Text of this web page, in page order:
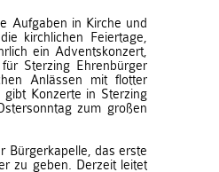
Aufgaben in Kirche und
kirchlichen Feiertage,
ein Adventskonzert,
Sterzing Ehrenbürger
Anlässen mit flotter
Konzerte in Sterzing
zum großen
Bürgerkapelle, das erste
zu geben. Derzeit leitet